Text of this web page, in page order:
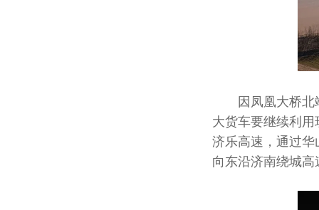
因凤凰大桥北端
大货车要继续利
济乐高速，通过
向东沿济南绕城